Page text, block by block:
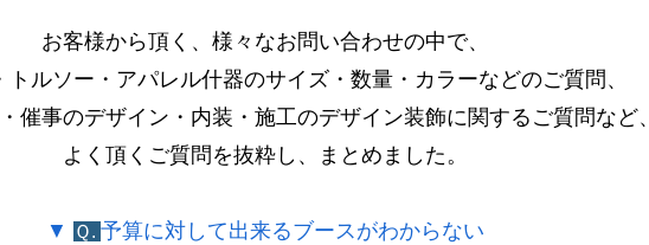
お客様から頂く、様々なお問い合わせの中で、
トルソー・アパレル什器のサイズ・数量・カラーなどのご質問、
催事のデザイン・内装・施工のデザイン装飾に関するご質問など、
よく頂くご質問を抜粋し、まとめました。
▼ Ｑ. 予算に対して出来るブースがわからない